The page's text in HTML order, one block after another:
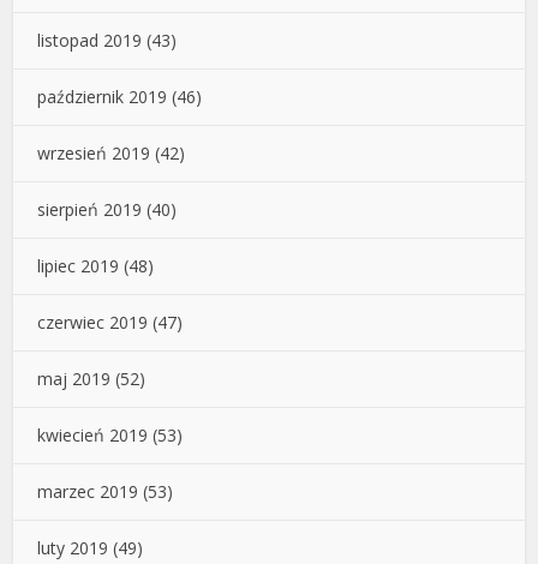
listopad 2019 (43)
październik 2019 (46)
wrzesień 2019 (42)
sierpień 2019 (40)
lipiec 2019 (48)
czerwiec 2019 (47)
maj 2019 (52)
kwiecień 2019 (53)
marzec 2019 (53)
luty 2019 (49)